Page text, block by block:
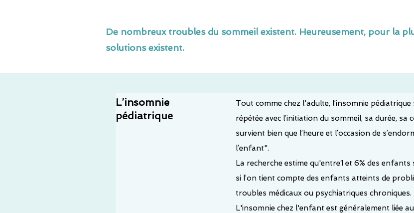
De nombreux troubles du sommeil existent. Heureusement, pour la
solutions existent.
L’insomnie
pédiatrique
Tout comme chez l'adulte, l’insomnie
répétée avec l’initiation du sommeil, sa durée,
survient bien que l’heure et l’occasion de
l’enfant".
La recherche estime qu'entre1 et 6% des
si l’on tient compte des enfants atteints de
troubles médicaux ou psychiatriques chroniques.
L'insomnie chez l'enfant est généralement liée